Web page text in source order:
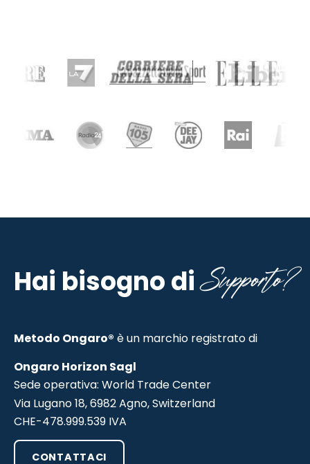
Hai bisogno diSupporto?
Metodo Ongaro® è un marchio registrato di
Ongaro Horizon Sagl
Sede operativa: World Trade Center
Via Lugano 18, 6982 Agno, Switzerland
CHE-478.999.539 IVA
CONTATTACI